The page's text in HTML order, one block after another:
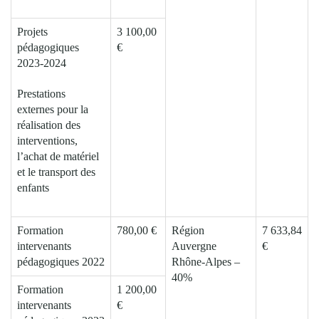
Projets
pédagogiques
2023-2024
Prestations
externes pour la
réalisation des
interventions,
l’achat de matériel
et le transport des
enfants
3 100,00
€
Formation
intervenants
pédagogiques 2022
780,00 €
Région
Auvergne
Rhône-Alpes –
40%
7 633,84
€
Formation
intervenants
1 200,00
€